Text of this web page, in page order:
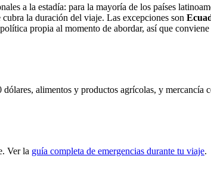
a la estadía: para la mayoría de los países
la duración del viaje. Las excepciones son
propia al momento de abordar, así que
alimentos y productos agrícolas, y mercancía
Ver la guía completa de emergencias durante tu viaje.